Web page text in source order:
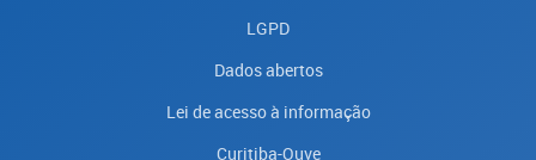
LGPD
Dados abertos
Lei de acesso à informação
Curitiba-Ouve